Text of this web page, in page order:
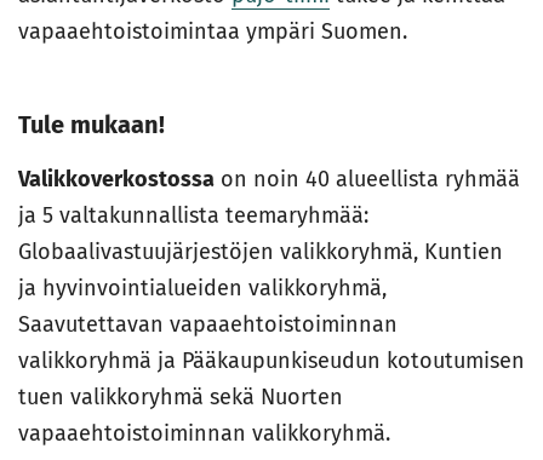
vapaaehtoistoimintaa ympäri Suomen.
Tule mukaan!
Valikkoverkostossa on noin 40 alueellista ryhmää
ja 5 valtakunnallista teemaryhmää:
Globaalivastuujärjestöjen valikkoryhmä, Kuntien
ja hyvinvointialueiden valikkoryhmä,
Saavutettavan vapaaehtoistoiminnan
valikkoryhmä ja Pääkaupunkiseudun kotoutumisen
tuen valikkoryhmä sekä Nuorten
vapaaehtoistoiminnan valikkoryhmä.